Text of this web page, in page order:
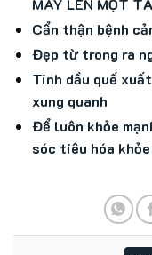
MÀY LÊN MỘT
Cẩn thận bệnh
Đẹp từ trong ra
Tinh dầu quế
xung quanh
Để luôn khỏe
sóc tiêu hóa